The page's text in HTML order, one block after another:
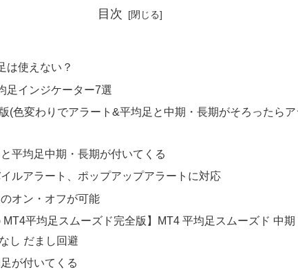
目次
は使えない？
足インジケーター7選
(色変わりでアラート&平均足と中期・長期がそろったらア
平均足中期・長期が付いてくる
ルアラート、ポップアップアラートに対応
オン・オフが可能
MT4平均足スムーズド完全版】MT4 平均足スムーズド 中
し だまし回避
が付いてくる